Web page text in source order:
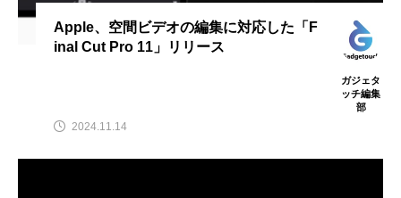
Apple、空間ビデオの編集に対応した「F
inal Cut Pro 11」リリース
ガジェタ
ッチ編集
部
2024.11.14